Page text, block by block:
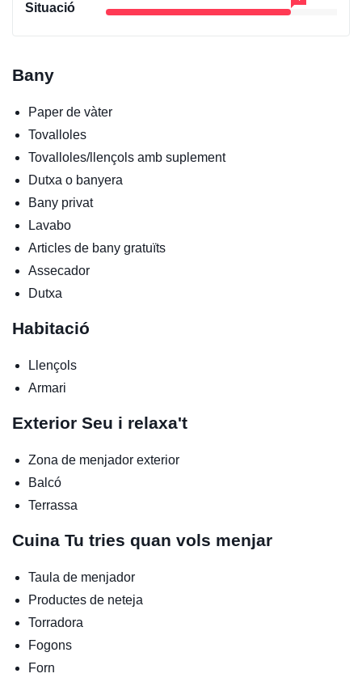
Situació
Bany
Paper de vàter
Tovalloles
Tovalloles/llençols amb suplement
Dutxa o banyera
Bany privat
Lavabo
Articles de bany gratuïts
Assecador
Dutxa
Habitació
Llençols
Armari
Exterior Seu i relaxa't
Zona de menjador exterior
Balcó
Terrassa
Cuina Tu tries quan vols menjar
Taula de menjador
Productes de neteja
Torradora
Fogons
Forn